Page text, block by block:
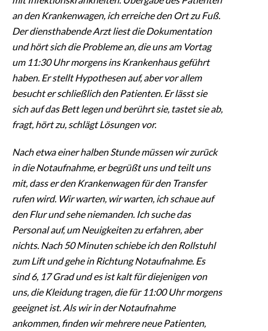
an den Krankenwagen, ich erreiche den Ort zu Fuß.
Der diensthabende Arzt liest die Dokumentation
und hört sich die Probleme an, die uns am Vortag
um 11:30 Uhr morgens ins Krankenhaus geführt
haben. Er stellt Hypothesen auf, aber vor allem
besucht er schließlich den Patienten. Er lässt sie
sich auf das Bett legen und berührt sie, tastet sie ab,
fragt, hört zu, schlägt Lösungen vor.
Nach etwa einer halben Stunde müssen wir zurück
in die Notaufnahme, er begrüßt uns und teilt uns
mit, dass er den Krankenwagen für den Transfer
rufen wird. Wir warten, wir warten, ich schaue auf
den Flur und sehe niemanden. Ich suche das
Personal auf, um Neuigkeiten zu erfahren, aber
nichts. Nach 50 Minuten schiebe ich den Rollstuhl
zum Lift und gehe in Richtung Notaufnahme. Es
sind 6, 17 Grad und es ist kalt für diejenigen von
uns, die Kleidung tragen, die für 11:00 Uhr morgens
geeignet ist. Als wir in der Notaufnahme
ankommen, finden wir mehrere neue Patienten,